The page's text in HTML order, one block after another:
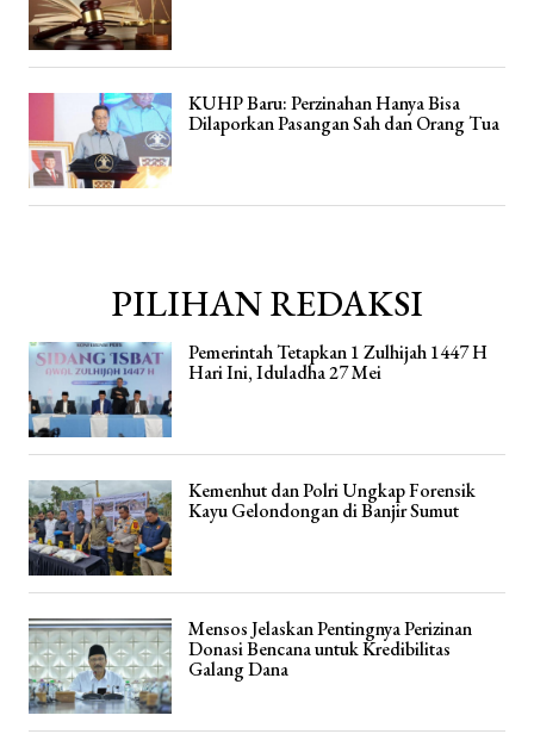
KUHP Baru: Perzinahan Hanya Bisa
Dilaporkan Pasangan Sah dan Orang Tua
PILIHAN REDAKSI
Pemerintah Tetapkan 1 Zulhijah 1447 H
Hari Ini, Iduladha 27 Mei
Kemenhut dan Polri Ungkap Forensik
Kayu Gelondongan di Banjir Sumut
Mensos Jelaskan Pentingnya Perizinan
Donasi Bencana untuk Kredibilitas
Galang Dana